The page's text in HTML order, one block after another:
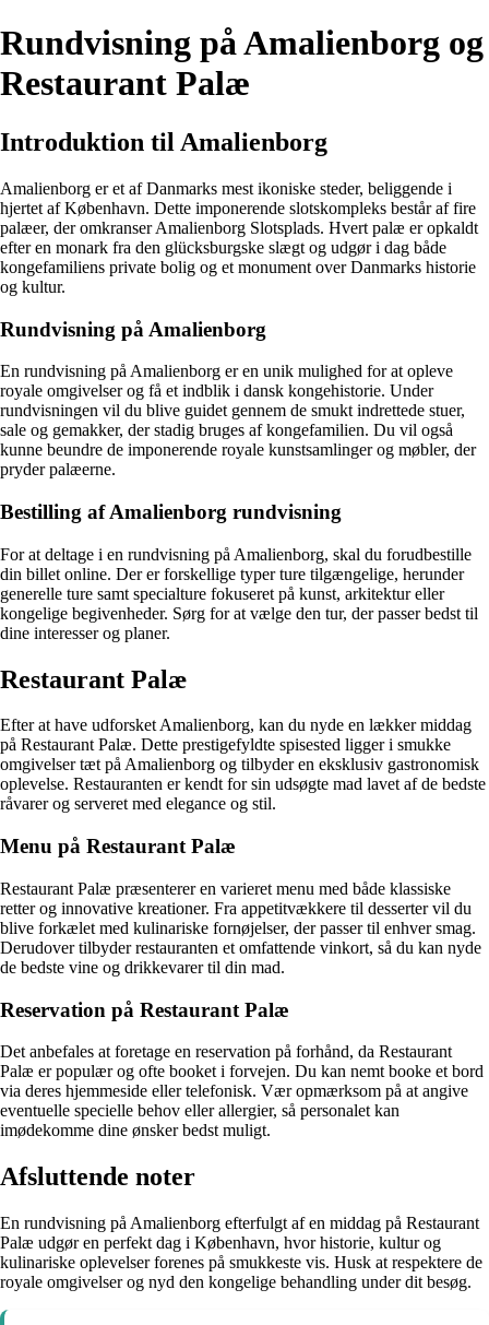
Rundvisning på Amalienborg og
Restaurant Palæ
Introduktion til Amalienborg
Amalienborg er et af Danmarks mest ikoniske steder, beliggende i
hjertet af København. Dette imponerende slotskompleks består af fire
palæer, der omkranser Amalienborg Slotsplads. Hvert palæ er opkaldt
efter en monark fra den glücksburgske slægt og udgør i dag både
kongefamiliens private bolig og et monument over Danmarks historie
og kultur.
Rundvisning på Amalienborg
En rundvisning på Amalienborg er en unik mulighed for at opleve
royale omgivelser og få et indblik i dansk kongehistorie. Under
rundvisningen vil du blive guidet gennem de smukt indrettede stuer,
sale og gemakker, der stadig bruges af kongefamilien. Du vil også
kunne beundre de imponerende royale kunstsamlinger og møbler, der
pryder palæerne.
Bestilling af Amalienborg rundvisning
For at deltage i en rundvisning på Amalienborg, skal du forudbestille
din billet online. Der er forskellige typer ture tilgængelige, herunder
generelle ture samt specialture fokuseret på kunst, arkitektur eller
kongelige begivenheder. Sørg for at vælge den tur, der passer bedst til
dine interesser og planer.
Restaurant Palæ
Efter at have udforsket Amalienborg, kan du nyde en lækker middag
på Restaurant Palæ. Dette prestigefyldte spisested ligger i smukke
omgivelser tæt på Amalienborg og tilbyder en eksklusiv gastronomisk
oplevelse. Restauranten er kendt for sin udsøgte mad lavet af de bedste
råvarer og serveret med elegance og stil.
Menu på Restaurant Palæ
Restaurant Palæ præsenterer en varieret menu med både klassiske
retter og innovative kreationer. Fra appetitvækkere til desserter vil du
blive forkælet med kulinariske fornøjelser, der passer til enhver smag.
Derudover tilbyder restauranten et omfattende vinkort, så du kan nyde
de bedste vine og drikkevarer til din mad.
Reservation på Restaurant Palæ
Det anbefales at foretage en reservation på forhånd, da Restaurant
Palæ er populær og ofte booket i forvejen. Du kan nemt booke et bord
via deres hjemmeside eller telefonisk. Vær opmærksom på at angive
eventuelle specielle behov eller allergier, så personalet kan
imødekomme dine ønsker bedst muligt.
Afsluttende noter
En rundvisning på Amalienborg efterfulgt af en middag på Restaurant
Palæ udgør en perfekt dag i København, hvor historie, kultur og
kulinariske oplevelser forenes på smukkeste vis. Husk at respektere de
royale omgivelser og nyd den kongelige behandling under dit besøg.